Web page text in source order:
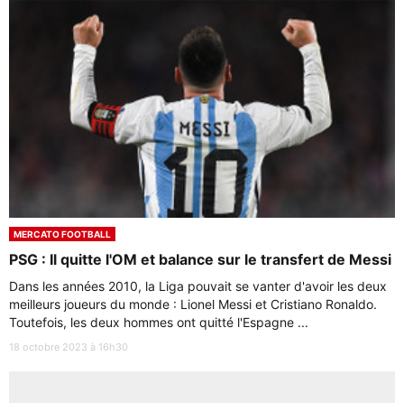
MERCATO FOOTBALL
PSG : Il quitte l'OM et balance sur le transfert de Messi
Dans les années 2010, la Liga pouvait se vanter d'avoir les deux
meilleurs joueurs du monde : Lionel Messi et Cristiano Ronaldo.
Toutefois, les deux hommes ont quitté l'Espagne ...
18 octobre 2023 à 16h30